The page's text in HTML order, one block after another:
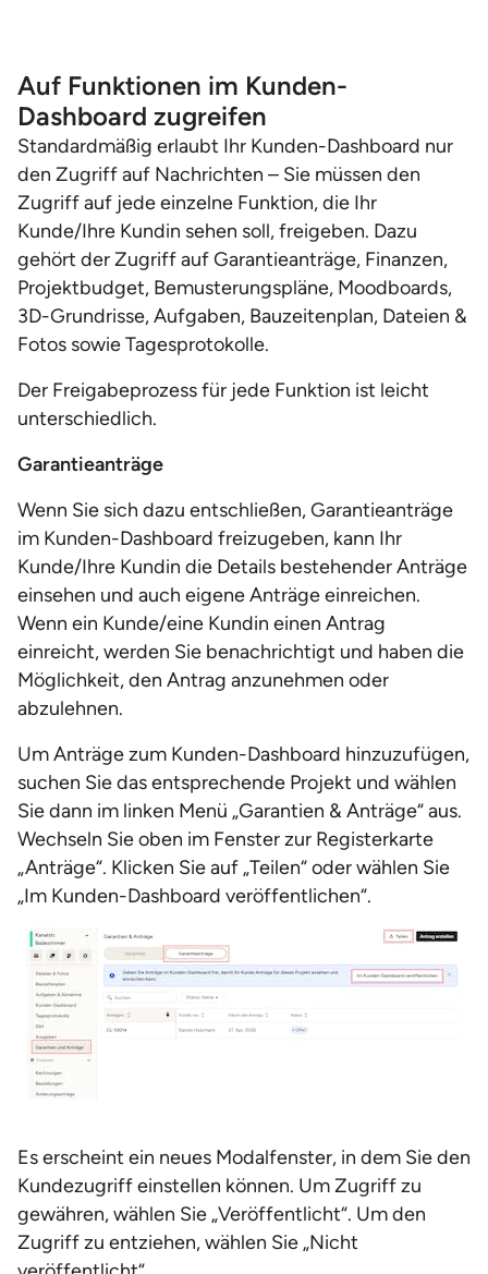
Auf Funktionen im Kunden-
Dashboard zugreifen
Standardmäßig erlaubt Ihr Kunden-Dashboard nur
den Zugriff auf Nachrichten – Sie müssen den
Zugriff auf jede einzelne Funktion, die Ihr
Kunde/Ihre Kundin sehen soll, freigeben. Dazu
gehört der Zugriff auf Garantieanträge, Finanzen,
Projektbudget, Bemusterungspläne, Moodboards,
3D-Grundrisse, Aufgaben, Bauzeitenplan, Dateien &
Fotos sowie Tagesprotokolle.
Der Freigabeprozess für jede Funktion ist leicht
unterschiedlich.
Garantieanträge
Wenn Sie sich dazu entschließen, Garantieanträge
im Kunden-Dashboard freizugeben, kann Ihr
Kunde/Ihre Kundin die Details bestehender Anträge
einsehen und auch eigene Anträge einreichen.
Wenn ein Kunde/eine Kundin einen Antrag
einreicht, werden Sie benachrichtigt und haben die
Möglichkeit, den Antrag anzunehmen oder
abzulehnen.
Um Anträge zum Kunden-Dashboard hinzuzufügen,
suchen Sie das entsprechende Projekt und wählen
Sie dann im linken Menü „Garantien & Anträge“ aus.
Wechseln Sie oben im Fenster zur Registerkarte
„Anträge“. Klicken Sie auf „Teilen“ oder wählen Sie
„Im Kunden-Dashboard veröffentlichen“.
Es erscheint ein neues Modalfenster, in dem Sie den
Kundezugriff einstellen können. Um Zugriff zu
gewähren, wählen Sie „Veröffentlicht“. Um den
Zugriff zu entziehen, wählen Sie „Nicht